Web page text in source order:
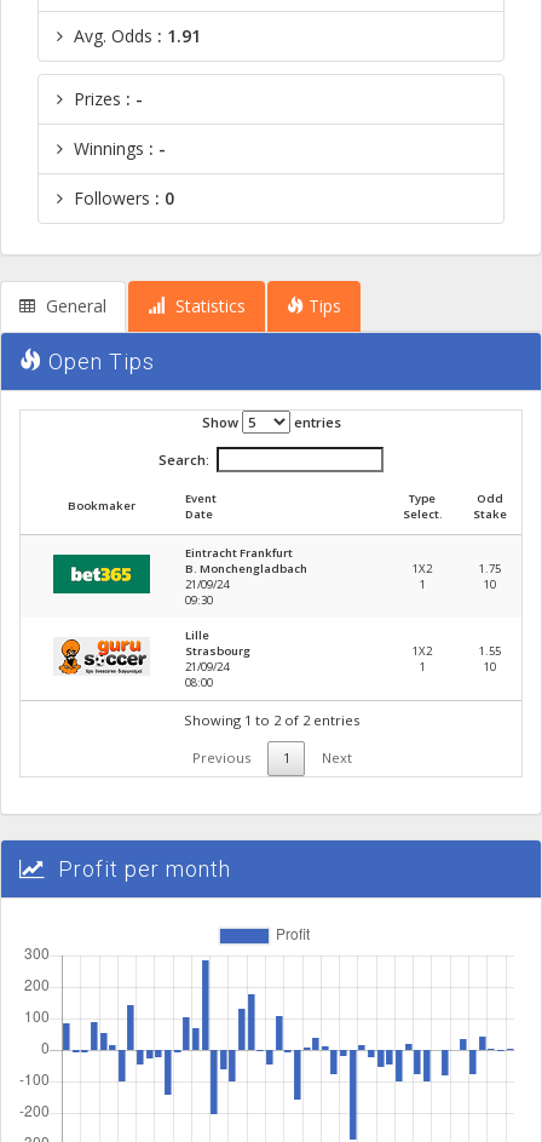
Avg. Odds : 1.91
Prizes : -
Winnings : -
Followers : 0
General Statistics Tips
Open Tips
Show entries
Search:
Bookmaker
Event
Date
Type
Select.
Odd
Stake
Eintracht Frankfurt
B. Monchengladbach
21/09/24
09:30
1X2
1
1.75
10
Lille
Strasbourg
21/09/24
08:00
1X2
1
1.55
10
Showing 1 to 2 of 2 entries
Previous 1 Next
Profit per month